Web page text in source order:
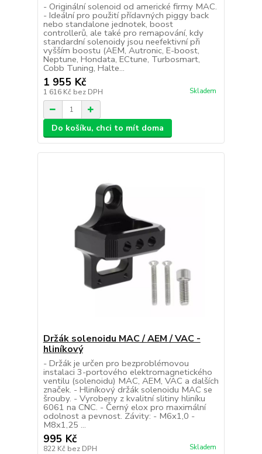
- Originální solenoid od americké firmy MAC.
- Ideální pro použití přídavných piggy back
nebo standalone jednotek, boost
controllerů, ale také pro remapování, kdy
standardní solenoidy jsou neefektivní při
vyšším boostu (AEM, Autronic, E-boost,
Neptune, Hondata, ECtune, Turbosmart,
Cobb Tuning, Halte...
1 955 Kč
1 616 Kč bez DPH Skladem
Do košíku, chci to mít doma
Držák solenoidu MAC / AEM / VAC -
hliníkový
- Držák je určen pro bezproblémovou
instalaci 3-portového elektromagnetického
ventilu (solenoidu) MAC, AEM, VAC a dalších
značek. - Hliníkový držák solenoidu MAC se
šrouby. - Vyrobeny z kvalitní slitiny hliníku
6061 na CNC. - Černý elox pro maximální
odolnost a pevnost. Závity: - M6x1,0 -
M8x1,25 ...
995 Kč
822 Kč bez DPH Skladem